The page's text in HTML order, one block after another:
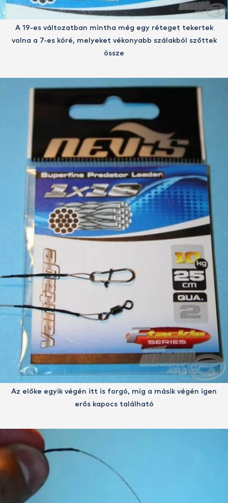
A 19-es változatban mintha még egy réteget tekertek
volna a 7-es köré, melyeket vékonyabb szálakból szőttek
össze
Az előke egyik végén itt is forgó, míg a másik végén igen
erős kapocs található